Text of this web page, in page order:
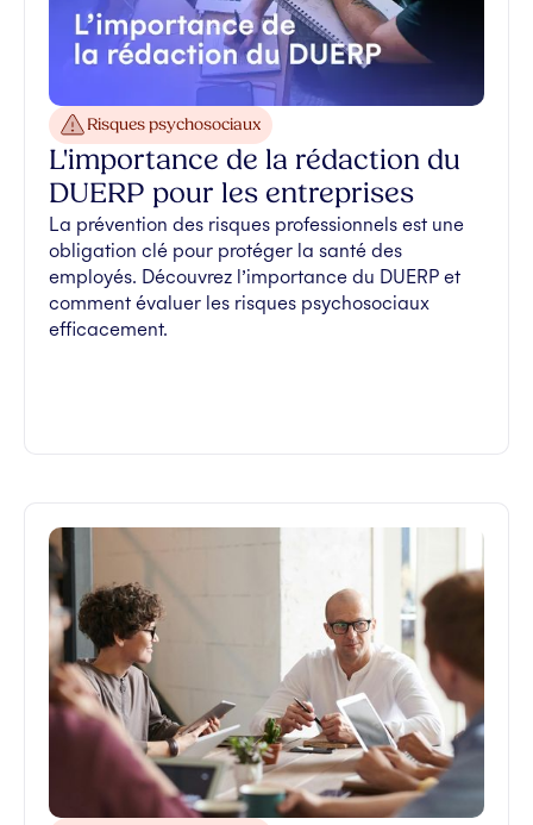
Risques psychosociaux
L'importance de la rédaction du
DUERP pour les entreprises
La prévention des risques professionnels est une
obligation clé pour protéger la santé des
employés. Découvrez l’importance du DUERP et
comment évaluer les risques psychosociaux
efficacement.